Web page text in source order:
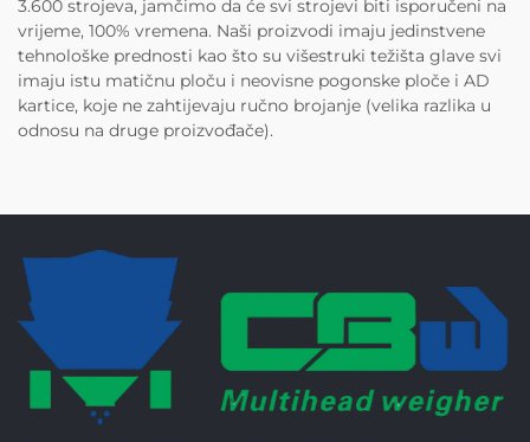
3.600 strojeva, jamčimo da će svi strojevi biti isporučeni na
vrijeme, 100% vremena. Naši proizvodi imaju jedinstvene
tehnološke prednosti kao što su višestruki težišta glave svi
imaju istu matičnu ploču i neovisne pogonske ploče i AD
kartice, koje ne zahtijevaju ručno brojanje (velika razlika u
odnosu na druge proizvođače).